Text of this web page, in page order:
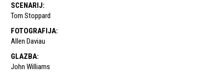
SCENARIJ:
Tom Stoppard
FOTOGRAFIJA:
Allen Daviau
GLAZBA:
John Williams